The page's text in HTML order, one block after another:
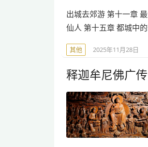
出城去郊游 第十一章
仙人 第十五章 都城中
其他 2025年11月28日
释迦牟尼佛广